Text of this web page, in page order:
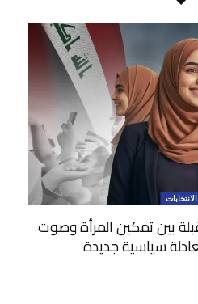
الانتخابات
بين تمكين المرأة وصوت
سياسية جديدة